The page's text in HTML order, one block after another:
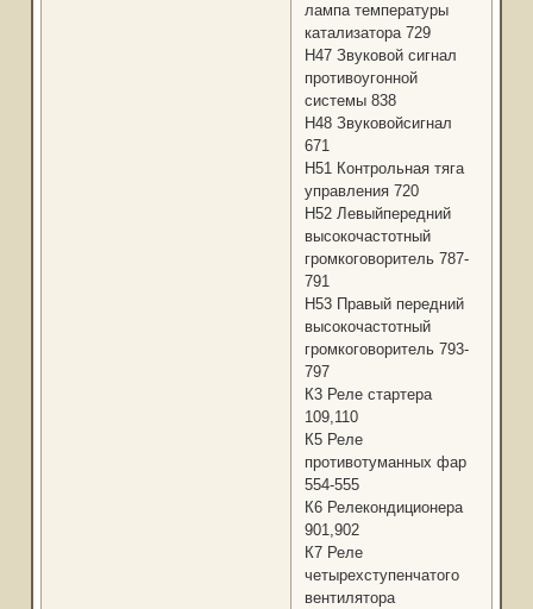
лампа температуры
катализатора 729
Н47 Звуковой сигнал
противоугонной
системы 838
Н48 Звуковойсигнал
671
H51 Контрольная тяга
управления 720
Н52 Левыйпередний
высокочастотный
громкоговоритель 787-
791
Н53 Правый передний
высокочастотный
громкоговоритель 793-
797
К3 Реле стартера
109,110
К5 Реле
противотуманных фар
554-555
К6 Релекондиционера
901,902
К7 Реле
четырехступенчатого
вентилятора